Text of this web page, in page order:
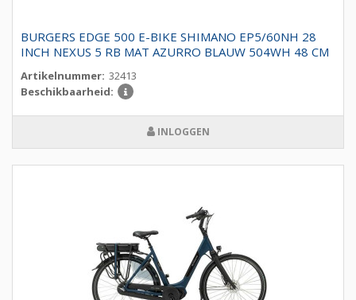
BURGERS EDGE 500 E-BIKE SHIMANO EP5/60NH 28
INCH NEXUS 5 RB MAT AZURRO BLAUW 504WH 48 CM
Artikelnummer: 32413
Beschikbaarheid:
INLOGGEN